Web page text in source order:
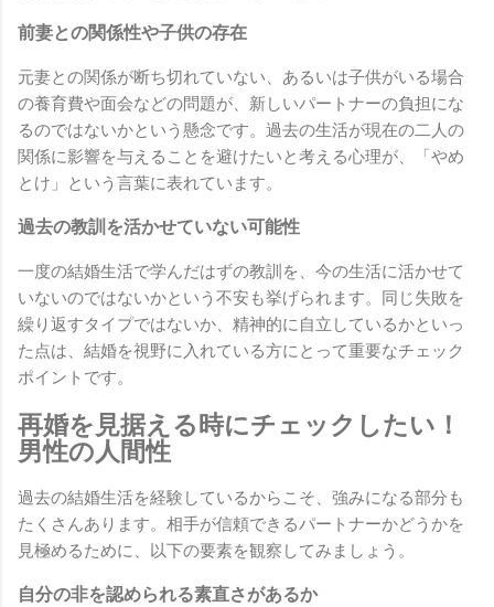
前妻との関係性や子供の存在
元妻との関係が断ち切れていない、あるいは子供がいる場合
の養育費や面会などの問題が、新しいパートナーの負担にな
るのではないかという懸念です。過去の生活が現在の二人の
関係に影響を与えることを避けたいと考える心理が、「やめ
とけ」という言葉に表れています。
過去の教訓を活かせていない可能性
一度の結婚生活で学んだはずの教訓を、今の生活に活かせて
いないのではないかという不安も挙げられます。同じ失敗を
繰り返すタイプではないか、精神的に自立しているかといっ
た点は、結婚を視野に入れている方にとって重要なチェック
ポイントです。
再婚を見据える時にチェックしたい！
男性の人間性
過去の結婚生活を経験しているからこそ、強みになる部分も
たくさんあります。相手が信頼できるパートナーかどうかを
見極めるために、以下の要素を観察してみましょう。
自分の非を認められる素直さがあるか